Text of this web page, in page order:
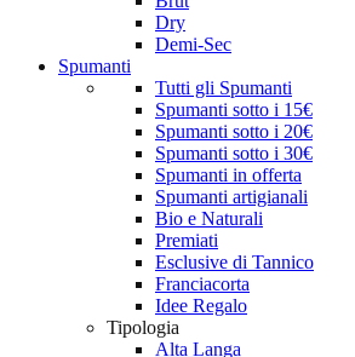
Dry
Demi-Sec
Spumanti
Tutti gli Spumanti
Spumanti sotto i 15€
Spumanti sotto i 20€
Spumanti sotto i 30€
Spumanti in offerta
Spumanti artigianali
Bio e Naturali
Premiati
Esclusive di Tannico
Franciacorta
Idee Regalo
Tipologia
Alta Langa